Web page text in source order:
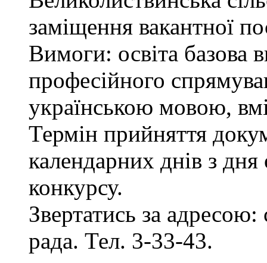
заміщення вакантної
Вимоги: освіта базова
професійного
українською мовою,
Термін прийняття
календарних днів з
конкурсу.
Звертатись за
рада. Тел. 3-33-43.